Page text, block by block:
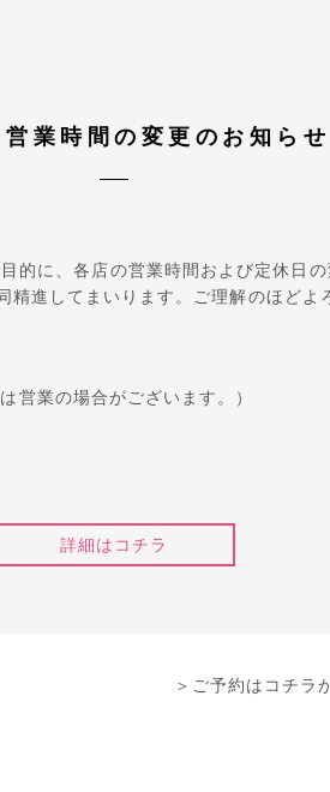
業時間の変更のお知らせ
的に、各店の営業時間および定休日
進してまいります。ご理解のほどよ
営業の場合がございます。）
詳細はコチラ
＞ご予約はコチラ